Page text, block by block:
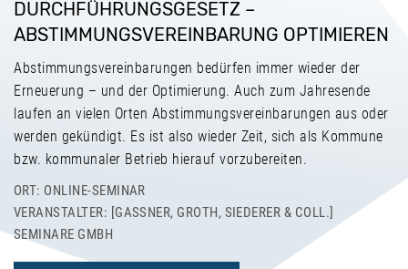
DURCHFÜHRUNGSGESETZ –
ABSTIMMUNGSVEREINBARUNG OPTIMIEREN
Abstimmungsvereinbarungen bedürfen immer wieder der
Erneuerung – und der Optimierung. Auch zum Jahresende
laufen an vielen Orten Abstimmungsvereinbarungen aus oder
werden gekündigt. Es ist also wieder Zeit, sich als Kommune
bzw. kommunaler Betrieb hierauf vorzubereiten.
ORT: ONLINE-SEMINAR
VERANSTALTER: [GASSNER, GROTH, SIEDERER & COLL.] S
EMINARE GMBH